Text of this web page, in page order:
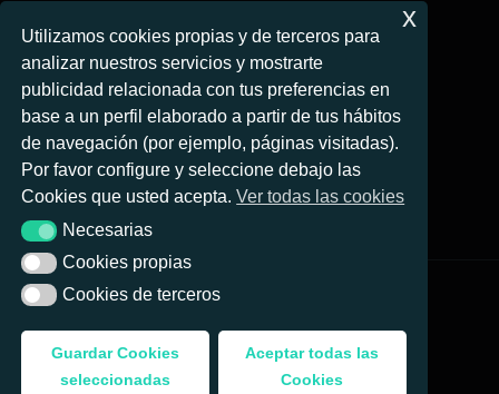
Microsoft
Power BI
Power Automate
Business Central
© 2026 Nattia Digital Solutions, S.L. Todos los
Aviso legal Privacidad|Cookies
Utilizamos cookies propias y de terceros para
analizar nuestros servicios y mostrarte
publicidad relacionada con tus preferencias en
base a un perfil elaborado a partir de tus hábitos
de navegación (por ejemplo, páginas visitadas).
Por favor configure y seleccione debajo las
Cookies que usted acepta.Ver todas las cookies
NecesariasNecesarias
Cookies propias
Cookies propias
Cookies de terceros
Cookies de terceros
Guardar Cookies
seleccionadas
Aceptar todas las
Cookies
x